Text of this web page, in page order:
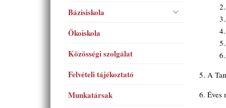
Bázisiskola
Ökoiskola
Közösségi szolgálat
Felvételi tájékoztató
Munkatársak
5. A
6. Éves